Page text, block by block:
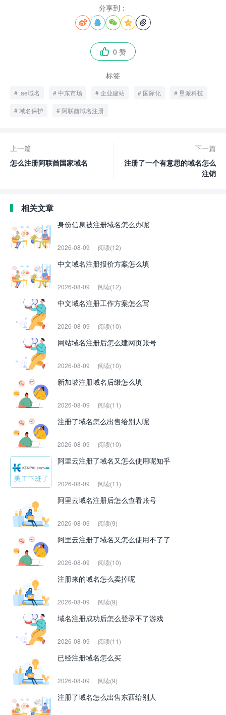
分享到：
    
 0 赞
标签
.ae域名 中东市场 企业建站 国际化 垦派科技
域名保护 阿联酋域名注册
上一篇
怎么注册阿联酋国家域名
下一篇
注册了一个有意思的域名怎么
注销
相关文章
身份信息被注册域名怎么办呢
2026-08-09 阅读(12)
中文域名注册报价方案怎么填
2026-08-09 阅读(12)
中文域名注册工作方案怎么写
2026-08-09 阅读(10)
网站域名注册后怎么建网页账号
2026-08-09 阅读(10)
新加坡注册域名后缀怎么填
2026-08-09 阅读(11)
注册了域名怎么出售给别人呢
2026-08-09 阅读(10)
阿里云注册了域名又怎么使用呢知乎
2026-08-09 阅读(11)
阿里云域名注册后怎么查看账号
2026-08-09 阅读(9)
阿里云注册了域名又怎么使用不了了
2026-08-09 阅读(10)
注册来的域名怎么卖掉呢
2026-08-09 阅读(9)
域名注册成功后怎么登录不了游戏
2026-08-09 阅读(11)
已经注册域名怎么买
2026-08-09 阅读(9)
注册了域名怎么出售东西给别人